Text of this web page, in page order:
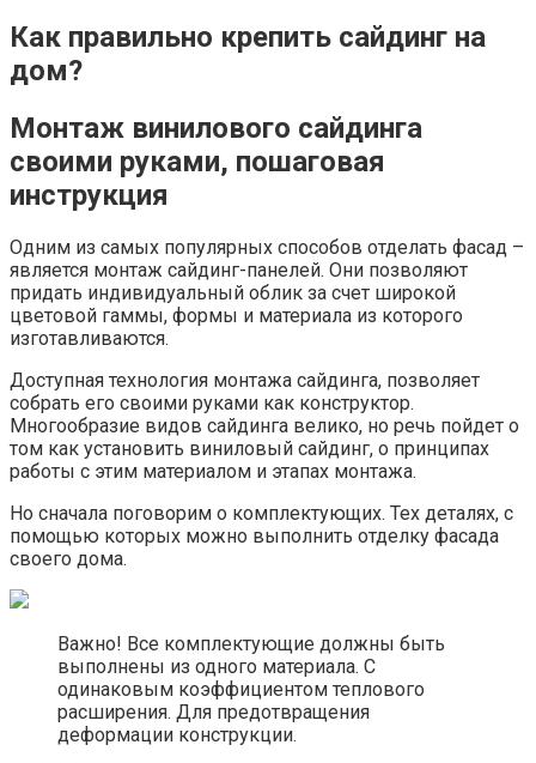
Как правильно крепить сайдинг на
дом?
Монтаж винилового сайдинга
своими руками, пошаговая
инструкция
Одним из самых популярных способов отделать фасад –
является монтаж сайдинг-панелей. Они позволяют
придать индивидуальный облик за счет широкой
цветовой гаммы, формы и материала из которого
изготавливаются.
Доступная технология монтажа сайдинга, позволяет
собрать его своими руками как конструктор.
Многообразие видов сайдинга велико, но речь пойдет о
том как установить виниловый сайдинг, о принципах
работы с этим материалом и этапах монтажа.
Но сначала поговорим о комплектующих. Тех деталях, с
помощью которых можно выполнить отделку фасада
своего дома.
Важно! Все комплектующие должны быть
выполнены из одного материала. С
одинаковым коэффициентом теплового
расширения. Для предотвращения
деформации конструкции.